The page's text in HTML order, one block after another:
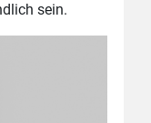
sein.